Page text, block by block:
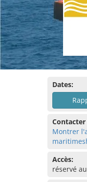
Dates:
Montrer
Accès:
réservé